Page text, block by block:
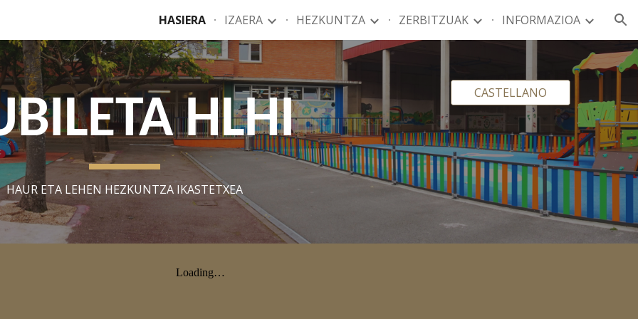
Skip to navigation
HASIERA IZAERA HEZKUNTZA ZERBITZUAK INFORMAZIOA
HLHI
HAUR ETA LEHEN HEZKUNTZA IKASTETXEA
CASTELLANO